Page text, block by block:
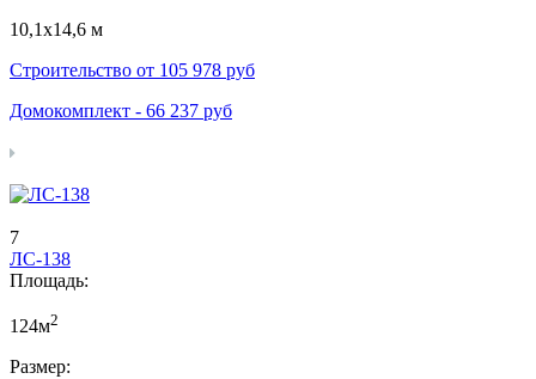
10,1х14,6 м
Строительство от 105 978 руб
Домокомплект - 66 237 руб
7
ЛС-138
Площадь:
124м2
Размер: